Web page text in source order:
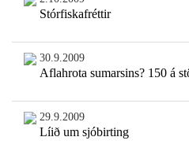
Stórfiskafréttir
30.9.2009
Aflahrota sumarsins? 150 á
29.9.2009
Líið um sjóbirting